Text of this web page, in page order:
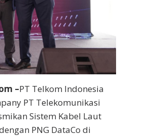
–PT Telkom Indonesia
PT Telekomunikasi
Sistem Kabel Laut
PNG DataCo di